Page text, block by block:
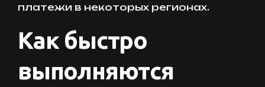
платежи в некоторых регионах.
Как быстро
выполняются